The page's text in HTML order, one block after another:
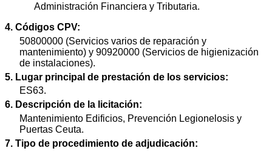
Administración Financiera y Tributaria.
4. Códigos CPV:
50800000 (Servicios varios de reparación y
mantenimiento) y 90920000 (Servicios de higienización
de instalaciones).
5. Lugar principal de prestación de los servicios:
ES63.
6. Descripción de la licitación:
Mantenimiento Edificios, Prevención Legionelosis y
Puertas Ceuta.
7. Tipo de procedimiento de adjudicación: